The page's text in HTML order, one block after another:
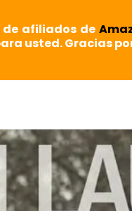
de afiliados de
usted. Gracias